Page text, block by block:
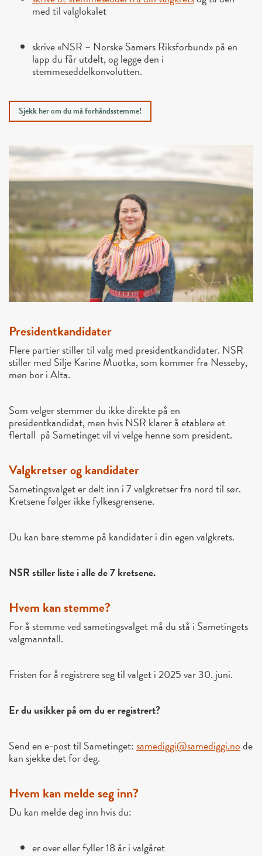
med til valglokalet
skrive «NSR – Norske Samers Riksforbund» på en
lapp du får utdelt, og legge den i
stemmeseddelkonvolutten.
Sjekk her om du må forhåndsstemme!
Presidentkandidater
Flere partier stiller til valg med presidentkandidater. NSR
stiller med Silje Karine Muotka, som kommer fra Nesseby,
men bor i Alta.
Som velger stemmer du ikke direkte på en
presidentkandidat, men hvis NSR klarer å etablere et
flertall på Sametinget vil vi velge henne som president.
Valgkretser og kandidater
Sametingsvalget er delt inn i7 valgkretserfra nord til sør.
Kretsene følger ikke fylkesgrensene.
Du kan bare stemme på kandidater i din egen valgkrets.
NSR stiller liste i alle de 7 kretsene.
Hvem kan stemme?
For å stemme ved sametingsvalget må du stå i Sametingets
valgmanntall.
Fristen for å registrere seg til valget i 2025 var30. juni.
Er du usikker på om du er registrert?
Send en e-post til Sametinget:samediggi@samediggi.node
kan sjekke det for deg.
Hvem kan melde seg inn?
Du kan melde deg inn hvis du:
er over eller fyller 18 år i valgåret